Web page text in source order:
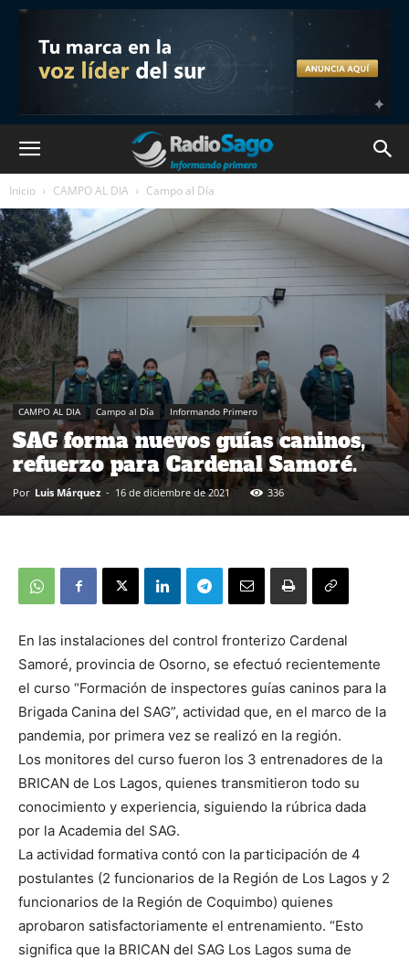
Inicio CAMPO AL DIA Campo al Día
CAMPO AL DIA Campo al Día Informando Primero
SAG forma nuevos guías caninos,
refuerzo para Cardenal Samoré.
Por Luis Márquez - 16 de diciembre de 2021 336
En las instalaciones del control fronterizo Cardenal
Samoré, provincia de Osorno, se efectuó recientemente
el curso “Formación de inspectores guías caninos para la
Brigada Canina del SAG”, actividad que, en el marco de la
pandemia, por primera vez se realizó en la región.
Los monitores del curso fueron los 3 entrenadores de la
BRICAN de Los Lagos, quienes transmitieron todo su
conocimiento y experiencia, siguiendo la rúbrica dada
por la Academia del SAG.
La actividad formativa contó con la participación de 4
postulantes (2 funcionarios de la Región de Los Lagos y 2
funcionarios de la Región de Coquimbo) quienes
aprobaron satisfactoriamente el entrenamiento. “Esto
significa que la BRICAN del SAG Los Lagos suma de